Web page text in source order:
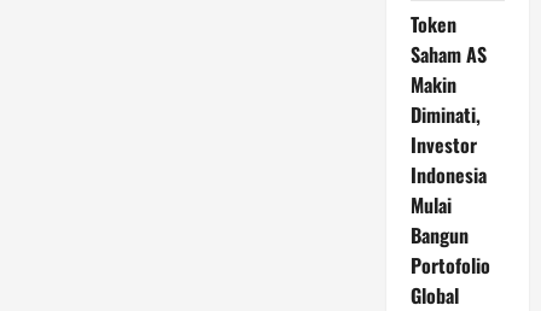
Token
Saham AS
Makin
Diminati,
Investor
Indonesia
Mulai
Bangun
Portofolio
Global